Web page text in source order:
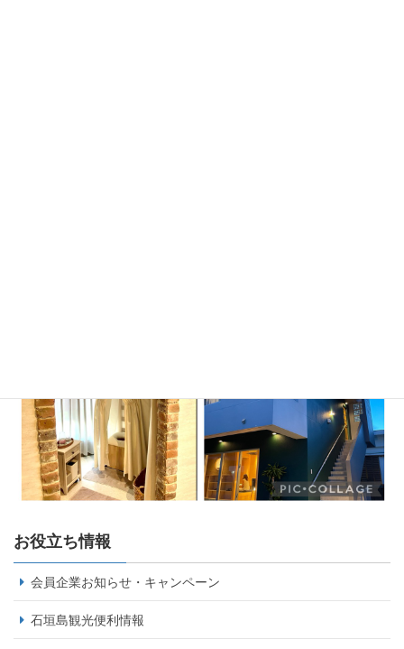
お役立ち情報
会員企業お知らせ・キャンペーン
石垣島観光便利情報